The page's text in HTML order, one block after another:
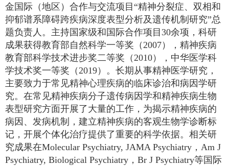
金国际 （地区 ） 合作与交流项目“精神分裂症、 双相和
抑郁谱系障碍跨疾病深度表型分析及遗传机制研究”总
题负责人 。 主持国家级和国际合作项目 30余项 ， 科研
成果获得教育部自然科学一等奖 （2007）
，精神疾病
教育部科学技术进步奖二等奖 （2010）
，中华医学科
学技术奖一等奖 （2019）。 长期从事精神医学研究 ，
主要致力于常见精神心理疾病的临床诊治和病因学研
究。在常见精神疾病分子遗传病因学和精神疾病生物
表型研究方面开展了大量的工作，为揭示精神疾病的
病因、发病机制，建立精神疾病的客观生物学诊断标
记，开展个体化治疗提供了重要的科学依据。 相关研
究成果在Molecular Psychiatry, JAMA Psychiatry ， Am J
Psychiatry, Biological Psychiatry ， Br J Psychiatry等国际